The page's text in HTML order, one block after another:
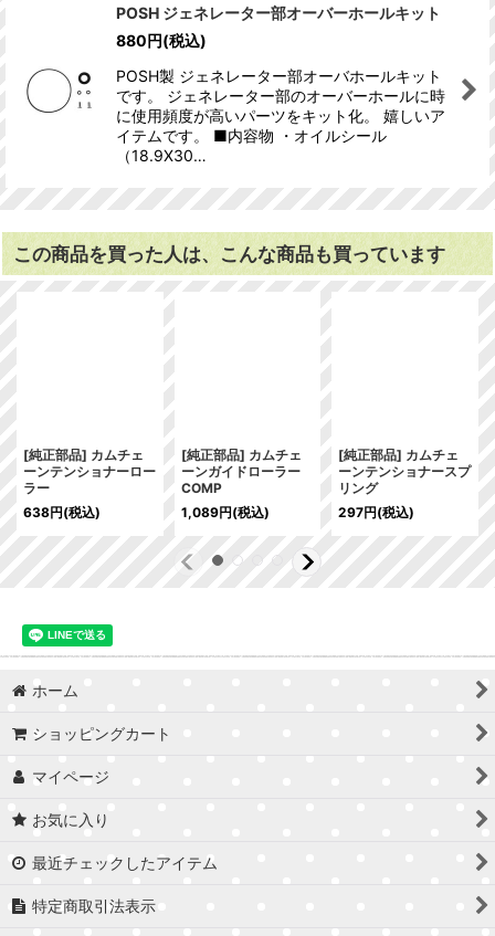
POSH ジェネレーター部オーバーホールキット
880円(税込)
POSH製 ジェネレーター部オーバホールキット
です。 ジェネレーター部のオーバーホールに時
に使用頻度が高いパーツをキット化。 嬉しいア
イテムです。 ■内容物 ・オイルシール
（18.9X30…
この商品を買った人は、こんな商品も買っています
[純正部品] カムチェ
ーンテンショナーロー
ラー
638円(税込)
[純正部品] カムチェ
ーンガイドローラー
COMP
1,089円(税込)
[純正部品] カムチェ
ーンテンショナースプ
リング
297円(税込)
ホーム
ショッピングカート
マイページ
お気に入り
最近チェックしたアイテム
特定商取引法表示